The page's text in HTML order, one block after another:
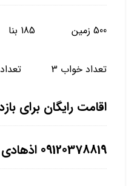
500 زمین 185 بنا
تعداد خواب 3 تعداد پارکینک 5
اقامت رایگان برای
09120378819 اذهادی